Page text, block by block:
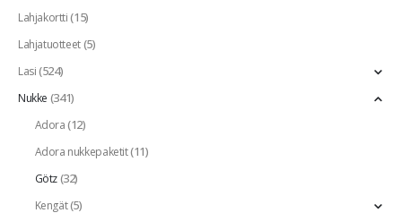
Lahjakortti(15)
Lahjatuotteet(5)
Lasi(524)
Nukke (341)
Adora(12)
Adora nukkepaketit(11)
Götz(32)
Kengät(5)